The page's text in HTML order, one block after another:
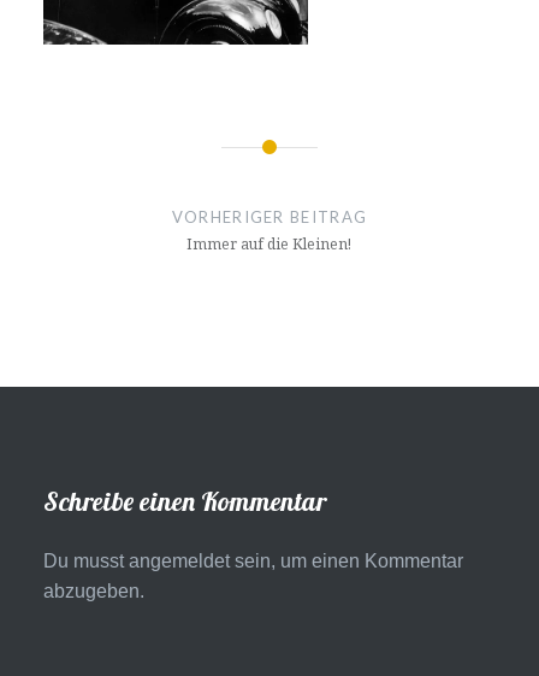
VORHERIGER BEITRAG
Immer auf die Kleinen!
Schreibe einen Kommentar
Du musst angemeldetsein, um einen Kommentar
abzugeben.